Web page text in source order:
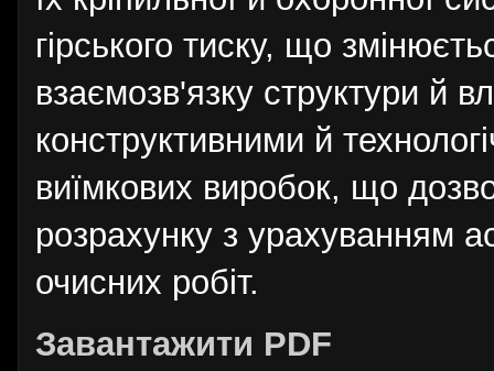
гірського тиску, що
взаємозв'язку структури й
конструктивними й
виїмкових виробок, що
розрахунку з урахуванням
очисних робіт.
Завантажити PDF